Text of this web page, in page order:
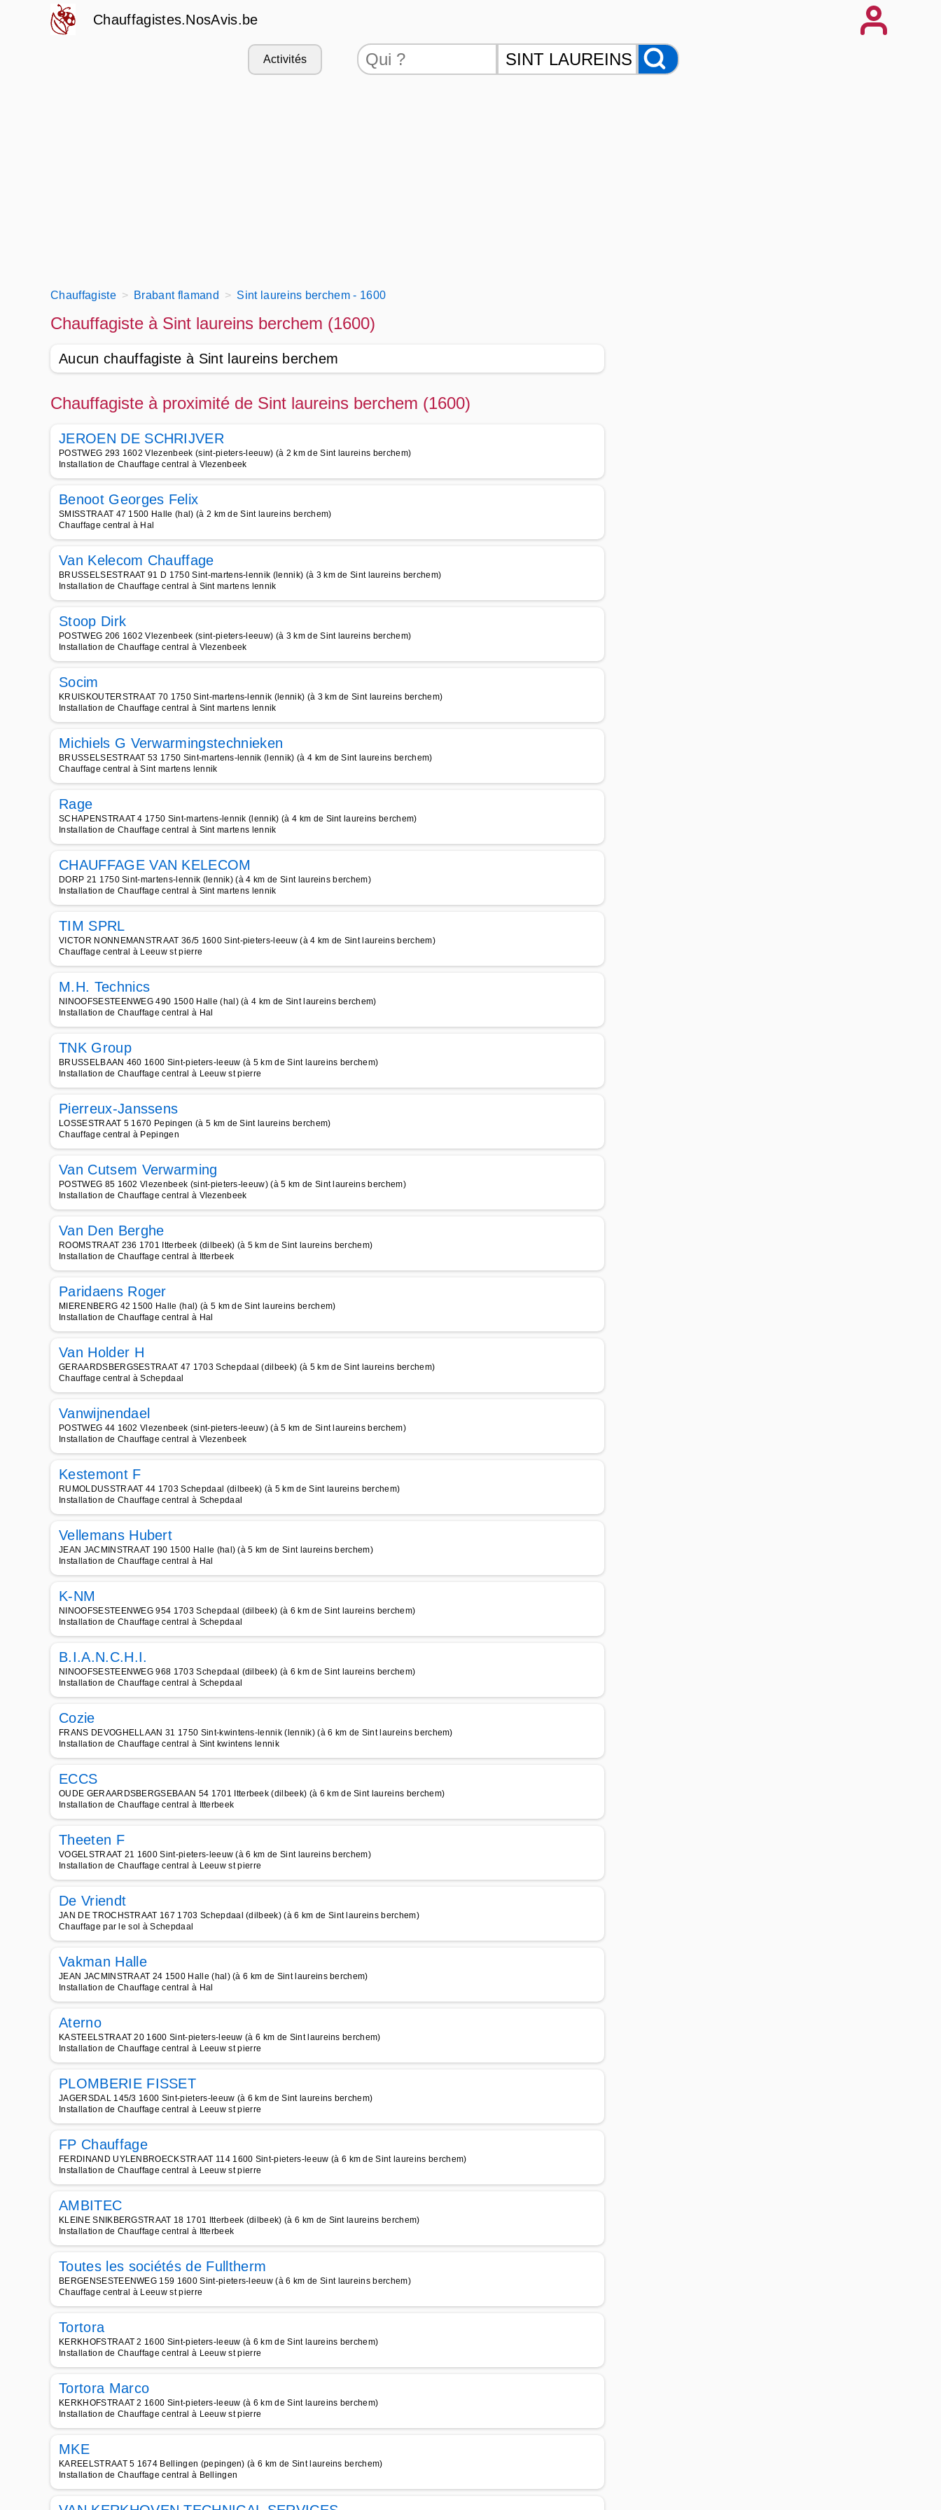
Chauffagistes.NosAvis.be
Activités
Chauffagiste Brabant flamand Sint laureins berchem - 1600
Chauffagiste à Sint laureins berchem (1600)
Aucun chauffagiste à Sint laureins berchem
Chauffagiste à proximité de Sint laureins berchem (1600)
JEROEN DE SCHRIJVER
POSTWEG 293 1602 Vlezenbeek (sint-pieters-leeuw) (à 2 km de Sint laureins berchem)
Installation de Chauffage central à Vlezenbeek
Benoot Georges Felix
SMISSTRAAT 47 1500 Halle (hal) (à 2 km de Sint laureins berchem)
Chauffage central à Hal
Van Kelecom Chauffage
BRUSSELSESTRAAT 91 D 1750 Sint-martens-lennik (lennik) (à 3 km de Sint laureins berchem)
Installation de Chauffage central à Sint martens lennik
Stoop Dirk
POSTWEG 206 1602 Vlezenbeek (sint-pieters-leeuw) (à 3 km de Sint laureins berchem)
Installation de Chauffage central à Vlezenbeek
Socim
KRUISKOUTERSTRAAT 70 1750 Sint-martens-lennik (lennik) (à 3 km de Sint laureins berchem)
Installation de Chauffage central à Sint martens lennik
Michiels G Verwarmingstechnieken
BRUSSELSESTRAAT 53 1750 Sint-martens-lennik (lennik) (à 4 km de Sint laureins berchem)
Chauffage central à Sint martens lennik
Rage
SCHAPENSTRAAT 4 1750 Sint-martens-lennik (lennik) (à 4 km de Sint laureins berchem)
Installation de Chauffage central à Sint martens lennik
CHAUFFAGE VAN KELECOM
DORP 21 1750 Sint-martens-lennik (lennik) (à 4 km de Sint laureins berchem)
Installation de Chauffage central à Sint martens lennik
TIM SPRL
VICTOR NONNEMANSTRAAT 36/5 1600 Sint-pieters-leeuw (à 4 km de Sint laureins berchem)
Chauffage central à Leeuw st pierre
M.H. Technics
NINOOFSESTEENWEG 490 1500 Halle (hal) (à 4 km de Sint laureins berchem)
Installation de Chauffage central à Hal
TNK Group
BRUSSELBAAN 460 1600 Sint-pieters-leeuw (à 5 km de Sint laureins berchem)
Installation de Chauffage central à Leeuw st pierre
Pierreux-Janssens
LOSSESTRAAT 5 1670 Pepingen (à 5 km de Sint laureins berchem)
Chauffage central à Pepingen
Van Cutsem Verwarming
POSTWEG 85 1602 Vlezenbeek (sint-pieters-leeuw) (à 5 km de Sint laureins berchem)
Installation de Chauffage central à Vlezenbeek
Van Den Berghe
ROOMSTRAAT 236 1701 Itterbeek (dilbeek) (à 5 km de Sint laureins berchem)
Installation de Chauffage central à Itterbeek
Paridaens Roger
MIERENBERG 42 1500 Halle (hal) (à 5 km de Sint laureins berchem)
Installation de Chauffage central à Hal
Van Holder H
GERAARDSBERGSESTRAAT 47 1703 Schepdaal (dilbeek) (à 5 km de Sint laureins berchem)
Chauffage central à Schepdaal
Vanwijnendael
POSTWEG 44 1602 Vlezenbeek (sint-pieters-leeuw) (à 5 km de Sint laureins berchem)
Installation de Chauffage central à Vlezenbeek
Kestemont F
RUMOLDUSSTRAAT 44 1703 Schepdaal (dilbeek) (à 5 km de Sint laureins berchem)
Installation de Chauffage central à Schepdaal
Vellemans Hubert
JEAN JACMINSTRAAT 190 1500 Halle (hal) (à 5 km de Sint laureins berchem)
Installation de Chauffage central à Hal
K-NM
NINOOFSESTEENWEG 954 1703 Schepdaal (dilbeek) (à 6 km de Sint laureins berchem)
Installation de Chauffage central à Schepdaal
B.I.A.N.C.H.I.
NINOOFSESTEENWEG 968 1703 Schepdaal (dilbeek) (à 6 km de Sint laureins berchem)
Installation de Chauffage central à Schepdaal
Cozie
FRANS DEVOGHELLAAN 31 1750 Sint-kwintens-lennik (lennik) (à 6 km de Sint laureins berchem)
Installation de Chauffage central à Sint kwintens lennik
ECCS
OUDE GERAARDSBERGSEBAAN 54 1701 Itterbeek (dilbeek) (à 6 km de Sint laureins berchem)
Installation de Chauffage central à Itterbeek
Theeten F
VOGELSTRAAT 21 1600 Sint-pieters-leeuw (à 6 km de Sint laureins berchem)
Installation de Chauffage central à Leeuw st pierre
De Vriendt
JAN DE TROCHSTRAAT 167 1703 Schepdaal (dilbeek) (à 6 km de Sint laureins berchem)
Chauffage par le sol à Schepdaal
Vakman Halle
JEAN JACMINSTRAAT 24 1500 Halle (hal) (à 6 km de Sint laureins berchem)
Installation de Chauffage central à Hal
Aterno
KASTEELSTRAAT 20 1600 Sint-pieters-leeuw (à 6 km de Sint laureins berchem)
Installation de Chauffage central à Leeuw st pierre
PLOMBERIE FISSET
JAGERSDAL 145/3 1600 Sint-pieters-leeuw (à 6 km de Sint laureins berchem)
Installation de Chauffage central à Leeuw st pierre
FP Chauffage
FERDINAND UYLENBROECKSTRAAT 114 1600 Sint-pieters-leeuw (à 6 km de Sint laureins berchem)
Installation de Chauffage central à Leeuw st pierre
AMBITEC
KLEINE SNIKBERGSTRAAT 18 1701 Itterbeek (dilbeek) (à 6 km de Sint laureins berchem)
Installation de Chauffage central à Itterbeek
Toutes les sociétés de Fulltherm
BERGENSESTEENWEG 159 1600 Sint-pieters-leeuw (à 6 km de Sint laureins berchem)
Chauffage central à Leeuw st pierre
Tortora
KERKHOFSTRAAT 2 1600 Sint-pieters-leeuw (à 6 km de Sint laureins berchem)
Installation de Chauffage central à Leeuw st pierre
Tortora Marco
KERKHOFSTRAAT 2 1600 Sint-pieters-leeuw (à 6 km de Sint laureins berchem)
Installation de Chauffage central à Leeuw st pierre
MKE
KAREELSTRAAT 5 1674 Bellingen (pepingen) (à 6 km de Sint laureins berchem)
Installation de Chauffage central à Bellingen